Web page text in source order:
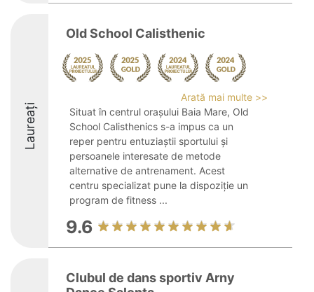
Laureați
Old School Calisthenic
Arată mai multe >>
Situat în centrul orașului Baia Mare, Old
School Calisthenics s-a impus ca un
reper pentru entuziaștii sportului și
persoanele interesate de metode
alternative de antrenament. Acest
centru specializat pune la dispoziție un
program de fitness ...
9.6
Clubul de dans sportiv Arny